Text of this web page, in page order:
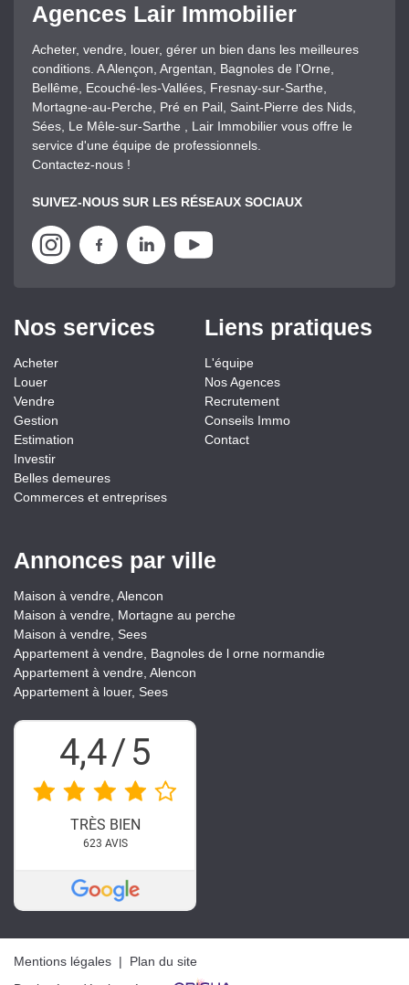
Agences Lair Immobilier
Acheter, vendre, louer, gérer un bien dans les meilleures
conditions. A Alençon, Argentan, Bagnoles de l'Orne,
Bellême, Ecouché-les-Vallées, Fresnay-sur-Sarthe,
Mortagne-au-Perche, Pré en Pail, Saint-Pierre des Nids,
Sées, Le Mêle-sur-Sarthe , Lair Immobilier vous offre le
service d'une équipe de professionnels.
Contactez-nous !
SUIVEZ-NOUS SUR LES RÉSEAUX SOCIAUX
Nos services
Acheter
Louer
Vendre
Gestion
Estimation
Investir
Belles demeures
Commerces et entreprises
Liens pratiques
L'équipe
Nos Agences
Recrutement
Conseils Immo
Contact
Annonces par ville
Maison à vendre, Alencon
Maison à vendre, Mortagne au perche
Maison à vendre, Sees
Appartement à vendre, Bagnoles de l orne normandie
Appartement à vendre, Alencon
Appartement à louer, Sees
4,4/5
TRÈS BIEN
623 AVIS
Mentions légales | Plan du site